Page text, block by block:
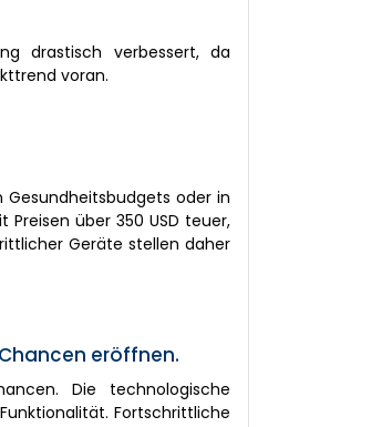
drastisch verbessert, da
voran.
oder in
über 350 USD teuer,
Geräte stellen daher
eröffnen.
Die technologische
Fortschrittliche